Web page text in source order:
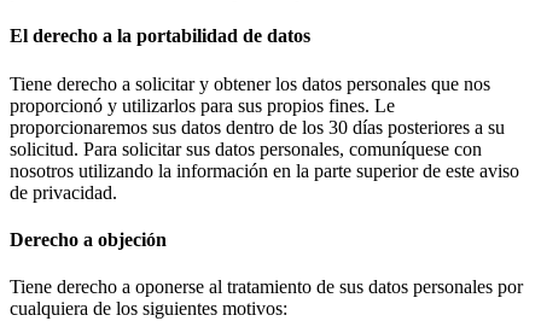
El derecho a la portabilidad de datos
Tiene derecho a solicitar y obtener los datos personales que nos
proporcionó y utilizarlos para sus propios fines. Le
proporcionaremos sus datos dentro de los 30 días posteriores a su
solicitud. Para solicitar sus datos personales, comuníquese con
nosotros utilizando la información en la parte superior de este aviso
de privacidad.
Derecho a objeción
Tiene derecho a oponerse al tratamiento de sus datos personales por
cualquiera de los siguientes motivos: